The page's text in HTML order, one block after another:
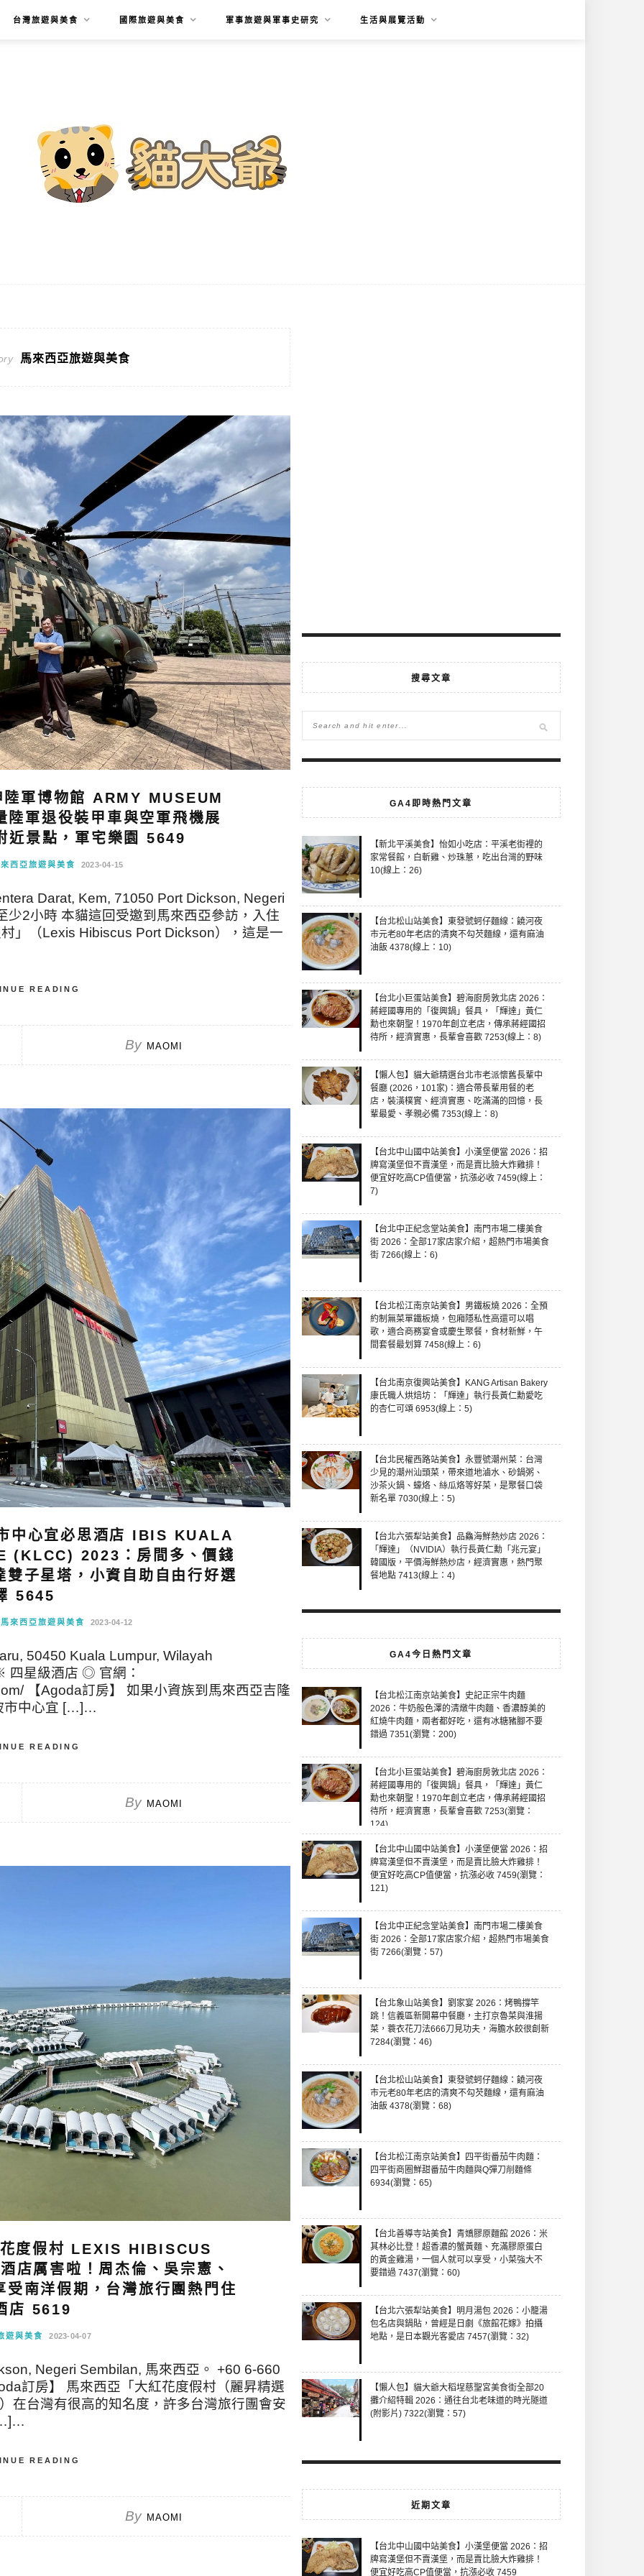
台灣旅遊與美食 國際旅遊與美食 軍事旅遊與軍事史研究 生活與展覽活動
馬來西亞旅遊與美食
軍博物館 ARMY MUSEUM
軍退役裝甲車與空軍飛機展
近景點，軍宅樂園 5649
西亞旅遊與美食 2023-04-15
Darat, Kem, 71050 Port Dickson, Negeri
2小時 本貓這回受邀到馬來西亞參訪，入住
」（Lexis Hibiscus Port Dickson），這是一
READING
By MAOMI
中心宜必思酒店 IBIS KUALA
(KLCC) 2023：房間多、價錢
子星塔，小資自助自由行好選
5645
馬來西亞旅遊與美食 2023-04-12
50450 Kuala Lumpur, Wilayah
四星級酒店 ◎ 官網：
【Agoda訂房】 如果小資族到馬來西亞吉隆
市中心宜 […]…
READING
By MAOMI
度假村 LEXIS HIBISCUS
店厲害啦！周杰倫、吳宗憲、
南洋假期，台灣旅行團熱門住
店 5619
遊與美食 2023-04-07
Negeri Sembilan, 馬來西亞。 +60 6-660
訂房】 馬來西亞「大紅花度假村（麗昇精選
在台灣有很高的知名度，許多台灣旅行團會安
READING
By MAOMI
搜尋文章
GA4即時熱門文章
【新北平溪美食】怡如小吃店：平溪老街裡的
家常餐館，白斬雞、炒珠蔥，吃出台灣的野味
10(線上：26)
【台北松山站美食】東發號蚵仔麵線：饒河夜
市元老80年老店的清爽不勾芡麵線，還有麻油
油飯 4378(線上：10)
【台北小巨蛋站美食】碧海廚房敦北店 2026：
蔣經國專用的「復興鍋」餐具，「輝達」黃仁
勳也來朝聖！1970年創立老店，傳承蔣經國招
待所，經濟實惠，長輩會喜歡 7253(線上：8)
【懶人包】貓大爺精選台北市老派懷舊長輩中
餐廳 (2026，101家)：適合帶長輩用餐的老
店，裝潢樸實、經濟實惠、吃滿滿的回憶，長
輩最愛、孝親必備 7353(線上：8)
【台北中山國中站美食】小漢堡便當 2026：招
牌寫漢堡但不賣漢堡，而是賣比臉大炸雞排！
便宜好吃高CP值便當，抗漲必收 7459(線上：
7)
【台北中正紀念堂站美食】南門市場二樓美食
街 2026：全部17家店家介紹，超熱門市場美食
街 7266(線上：6)
【台北松江南京站美食】男鐵板燒 2026：全預
約制無菜單鐵板燒，包廂隱私性高還可以唱
歌，適合商務宴會或慶生聚餐，食材新鮮，午
間套餐最划算 7458(線上：6)
【台北南京復興站美食】KANG Artisan Bakery
康氏職人烘焙坊：「輝達」執行長黃仁勳愛吃
的杏仁可頌 6953(線上：5)
【台北民權西路站美食】永豐號潮州菜：台灣
少見的潮州汕頭菜，帶來道地滷水、砂鍋粥、
沙茶火鍋、蠔烙、絲瓜烙等好菜，是聚餐口袋
新名單 7030(線上：5)
【台北六張犁站美食】品鱻海鮮熱炒店 2026：
「輝達」（NVIDIA）執行長黃仁勳「兆元宴」
韓國版，平價海鮮熱炒店，經濟實惠，熱門聚
餐地點 7413(線上：4)
GA4今日熱門文章
【台北松江南京站美食】史記正宗牛肉麵
2026：牛奶般色澤的清燉牛肉麵、香濃醇美的
紅燒牛肉麵，兩者都好吃，還有冰糖豬腳不要
錯過 7351(瀏覽：200)
【台北小巨蛋站美食】碧海廚房敦北店 2026：
蔣經國專用的「復興鍋」餐具，「輝達」黃仁
勳也來朝聖！1970年創立老店，傳承蔣經國招
待所，經濟實惠，長輩會喜歡 7253(瀏覽：
124)
【台北中山國中站美食】小漢堡便當 2026：招
牌寫漢堡但不賣漢堡，而是賣比臉大炸雞排！
便宜好吃高CP值便當，抗漲必收 7459(瀏覽：
121)
【台北中正紀念堂站美食】南門市場二樓美食
街 2026：全部17家店家介紹，超熱門市場美食
街 7266(瀏覽：57)
【台北象山站美食】劉家宴 2026：烤鴨撐竿
跳！信義區新開幕中餐廳，主打京魯菜與淮揚
菜，蓑衣花刀法666刀見功夫，海膽水餃很創新
7284(瀏覽：46)
【台北松山站美食】東發號蚵仔麵線：饒河夜
市元老80年老店的清爽不勾芡麵線，還有麻油
油飯 4378(瀏覽：68)
【台北松江南京站美食】四平街番茄牛肉麵：
四平街商圈鮮甜番茄牛肉麵與Q彈刀削麵條
6934(瀏覽：65)
【台北善導寺站美食】青嬌膠原麵館 2026：米
其林必比登！超香濃的蟹黃麵、充滿膠原蛋白
的黃金雞湯，一個人就可以享受，小菜強大不
要錯過 7437(瀏覽：60)
【台北六張犁站美食】明月湯包 2026：小籠湯
包名店與鍋貼，曾經是日劇《旅館花嫁》拍攝
地點，是日本觀光客愛店 7457(瀏覽：32)
【懶人包】貓大爺大稻埕慈聖宮美食街全部20
攤介紹特輯 2026：通往台北老味道的時光隧道
(附影片) 7322(瀏覽：57)
近期文章
【台北中山國中站美食】小漢堡便當 2026：招
牌寫漢堡但不賣漢堡，而是賣比臉大炸雞排！
便宜好吃高CP值便當，抗漲必收 7459